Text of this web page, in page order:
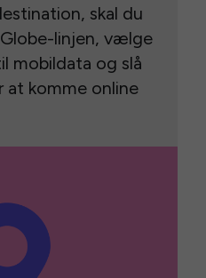
skal du
linjen, vælge
mobildata og slå
at komme online